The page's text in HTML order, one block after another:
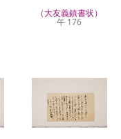
（大友義鎮書状）
午 176